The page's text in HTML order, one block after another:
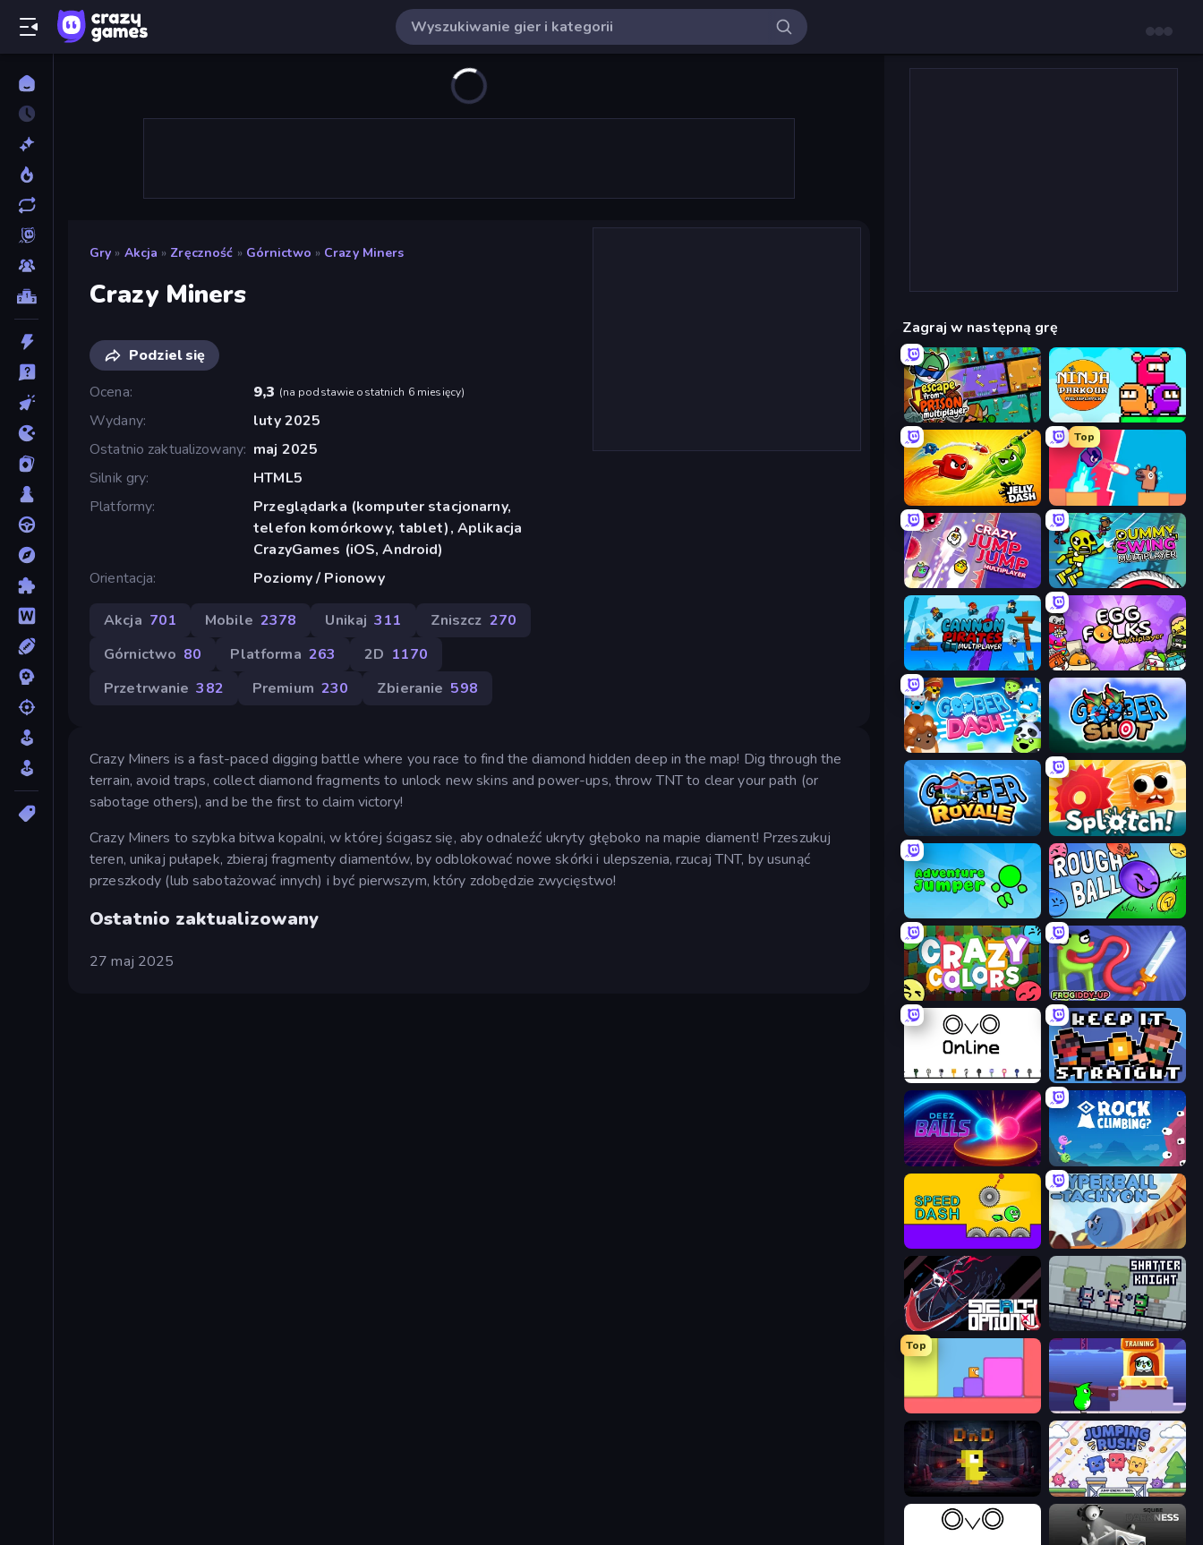
Gry » Akcja » Zręczność » Górnictwo » Crazy Miners
Crazy Miners
Podziel się
Ocena
9,3 (na podstawie ostatnich 6 miesięcy)
Wydany
luty 2025
Ostatnio zaktualizowany maj 2025
Silnik gry
HTML5
Platformy
Przeglądarka (komputer stacjonarny,
telefon komórkowy, tablet), Aplikacja
CrazyGames (iOS, Android)
Orientacja
Poziomy / Pionowy
Akcja 701 Mobile 2378 Unikaj 311 Zniszcz 270
Górnictwo 80 Platforma 263 2D 1170
Przetrwanie 382 Premium 230 Zbieranie 598
Crazy Miners is a fast-paced digging battle where you race to find the diamond hidden deep in the map! Dig through the
terrain, avoid traps, collect diamond fragments to unlock new skins and power-ups, throw TNT to clear your path (or
sabotage others), and be the first to claim victory!
Crazy Miners to szybka bitwa kopalni, w której ścigasz się, aby odnaleźć ukryty głęboko na mapie diament! Przeszukuj
teren, unikaj pułapek, zbieraj fragmenty diamentów, by odblokować nowe skórki i ulepszenia, rzucaj TNT, by usunąć
przeszkody (lub sabotażować innych) i być pierwszym, który zdobędzie zwycięstwo!
Ostatnio zaktualizowany
27 maj 2025
Zagraj w następną grę
Escape From Prison Multiplayer Ninja Parkour Multiplayer
Jelly Dash
Top
Boom Slingers ReBoom
Crazy Jump Jump Multiplayer Crazy Dummy Swing Multiplayer
Cannon Pirates Multiplayer Egg Folks Multiplayer
Goober Dash Goober Shot
Goober Royale Splotch!
Adventure Jumper Rough Ball
Crazy Colors Frogiddy
OvO.io Keep It Straight
Deez Balls Rock Climbing?
Hyperball Tachyon
Stealth Optional Shatter Knight
Top
Duck Life: Space
Dungeons n' Ducks Jumping Rush